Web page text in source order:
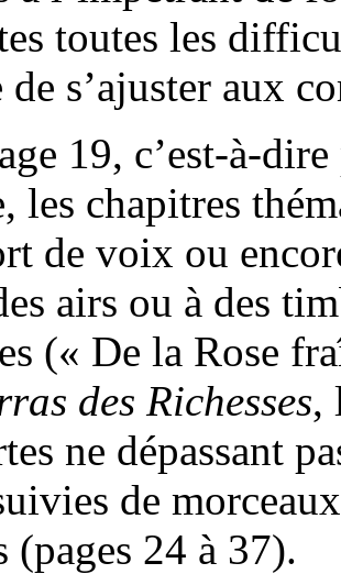
toutes les
s’ajuster aux
19, c’est-à-
les chapitres
de voix ou
airs ou à des
(« De la Rose
des Richesses,
ne dépassant
de
24 à 37).